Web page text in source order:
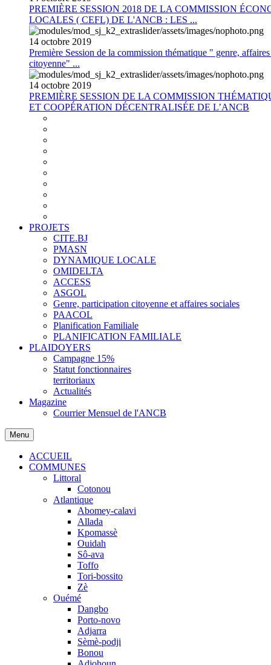
PREMIÈRE SESSION 2018 DE LA COMMISSION
LOCALES ( CEFL) DE L'ANCB : LES ...
14 octobre 2019
Première Session de la commission thématique " genre,
citoyenne" ...
14 octobre 2019
PREMIÈRE SESSION DE LA COMMISSION
ET COOPÉRATION DÉCENTRALISÉE DE L’ANCB
PROJETS
CITE.BJ
PMASN
DYNAMIQUE LOCALE
OMIDELTA
ACCESS
ASGOL
Genre, participation citoyenne et affaires sociales
PAACOL
Planification Familiale
PLANIFICATION FAMILIALE
PLAIDOYERS
Campagne 15%
Statut fonctionnaires
territoriaux
Actualités
Magazine
Courrier Mensuel de l'ANCB
Menu
ACCUEIL
COMMUNES
Littoral
Cotonou
Atlantique
Abomey-calavi
Allada
Kpomassè
Ouidah
Sô-ava
Toffo
Tori-bossito
Zè
Ouémé
Dangbo
Porto-novo
Adjarra
Sèmè-podji
Bonou